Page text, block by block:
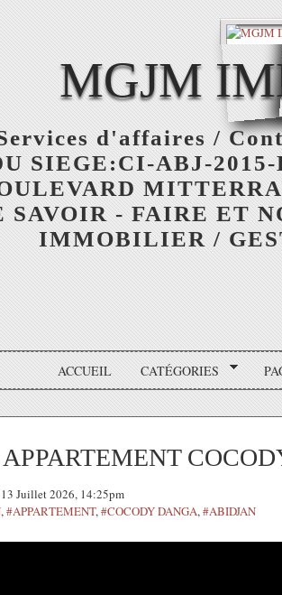
MGJM
d'affaires /
SIEGE:CI-ABJ-
SAVOIR - FAIRE ET
IMMOBILIER /
ACCUEIL CATÉGORIES
Juillet 2026, 14:25pm
,#APPARTEMENT,#COCODY DANGA,#ABIDJAN